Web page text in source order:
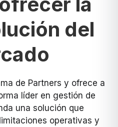
del
de Partners y ofrece a
líder en gestión de
una solución que
operativas y